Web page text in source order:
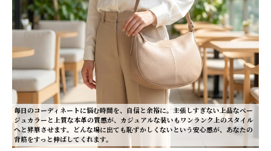
毎日のコーディネートに悩む時間を、自信と余裕に。主張しすぎない上品なベー
ジュカラーと上質な本革の質感が、カジュアルな装いもワンランク上のスタイル
へと昇華させます。どんな場に出ても恥ずかしくないという安心感が、あなたの
背筋をすっと伸ばしてくれます。